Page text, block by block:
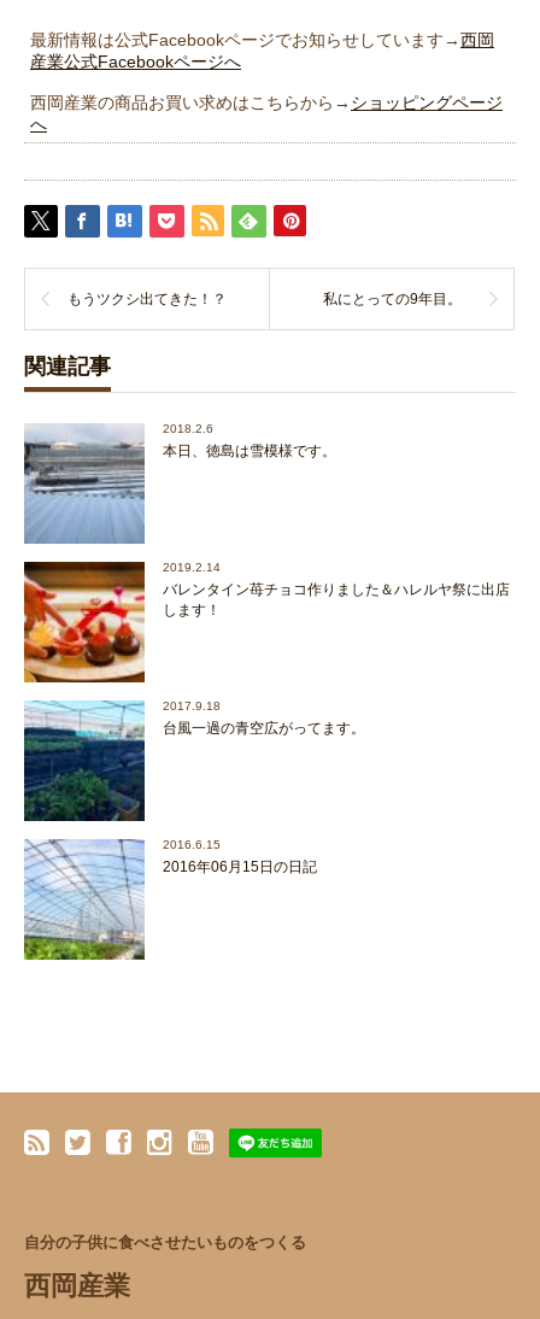
最新情報は公式Facebookページでお知らせしています→西岡
産業公式Facebookページへ
西岡産業の商品お買い求めはこちらから→ ショッピングページ
へ
もうツクシ出てきた！？ 私にとっての9年目。
関連記事
2018.2.6
本日、徳島は雪模様です。
2019.2.14
バレンタイン苺チョコ作りました＆ハレルヤ祭に出店
します！
2017.9.18
台風一過の青空広がってます。
2016.6.15
2016年06月15日の日記
自分の子供に食べさせたいものをつくる
西岡産業